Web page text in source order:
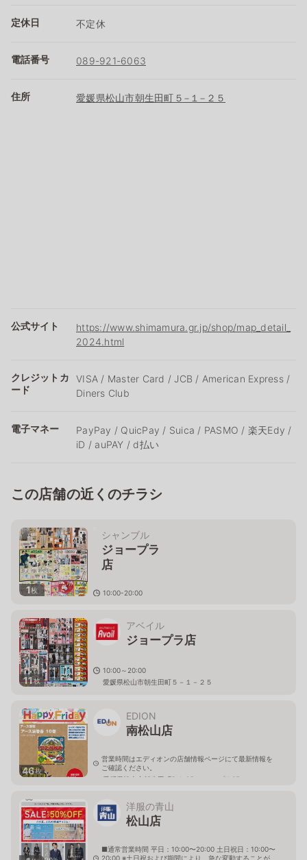
定休日 不定休
電話番号 089-921-6063
住所 愛媛県松山市朝生田町５−１−２５
公式サイト
https://www.shimamura.gr.jp/shop/map_detail_
2024.html
クレジットカ
ード
VISA / Master Card / JCB / American Express /
Diners Club
電子マネー
PayPay / QuicPay / Suica / PASMO / 楽天Edy /
iD / auPAY / d払い
この店舗の近くのチラシ
1枚
シャンブル
ジョープラ
店
10:00-20:00
11枚
アベイル
ジョープラ店
10:00～20:00
愛媛県松山市朝生田町５－１－２５
46枚
EDION
南松山店
営業時間はエディオンの店舗情報ページにて最新情報を
ご確認ください。
愛媛県松山市朝生田町5-1-25ジョー･プラ3F
洋服の青山
松山店
■通常営業時間 平日：10:00〜20:00 土日祝日：10:00〜
20:00 ※土日祝および期間により、急な変動することが